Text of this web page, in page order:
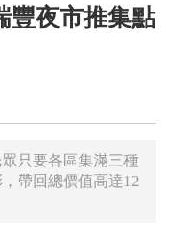
夜市推集點
只要各區集滿三種
帶回總價值高達12